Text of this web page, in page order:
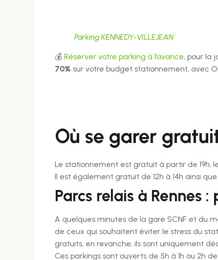
Parking KENNEDY-VILLEJEAN
💰 Réserver votre parking à l’avance, pour la
70% sur votre budget stationnement, avec
Où se garer
Le stationnement est gratuit à partir de 19h,
Il est également gratuit de 12h à 14h ainsi
Parcs relais à Rennes
A quelques minutes de la gare SCNF et du
de ceux qui souhaitent éviter le stress du
gratuits, en revanche, ils sont uniquement
Ces parkings sont ouverts de 5h à 1h ou 2h